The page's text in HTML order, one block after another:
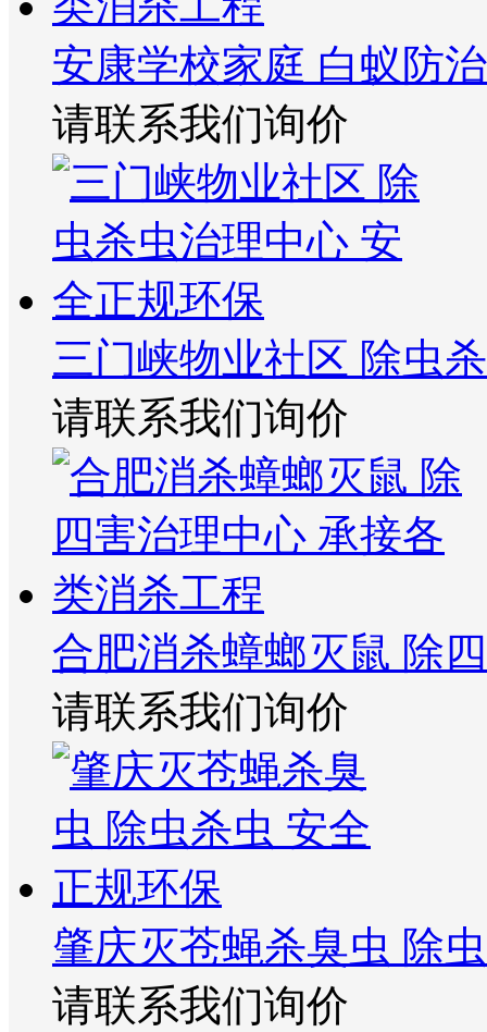
安康学校家庭 白蚁防
请联系我们询价
三门峡物业社区 除虫
请联系我们询价
合肥消杀蟑螂灭鼠 除
请联系我们询价
肇庆灭苍蝇杀臭虫 除
请联系我们询价